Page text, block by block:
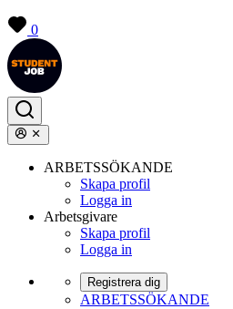
0
ARBETSSÖKANDE
Skapa profil
Logga in
Arbetsgivare
Skapa profil
Logga in
Registrera dig
ARBETSSÖKANDE